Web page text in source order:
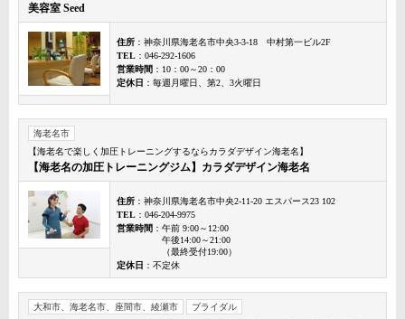
美容室 Seed
住所 ：神奈川県海老名市中央3-3-18 中村第一ビル2F
TEL ：046-292-1606
営業時間 ：10：00～20：00
定休日 ：毎週月曜日、第2、3火曜日
海老名市
【海老名で楽しく加圧トレーニングするならカラダデザイン海老名】
【海老名の加圧トレーニングジム】カラダデザイン海老名
住所 ：神奈川県海老名市中央2-11-20 エスパース23 102
TEL ：046-204-9975
営業時間 ：午前 9:00～12:00
午後14:00～21:00
（最終受付19:00）
定休日 ：不定休
大和市、海老名市、座間市、綾瀬市
ブライダル